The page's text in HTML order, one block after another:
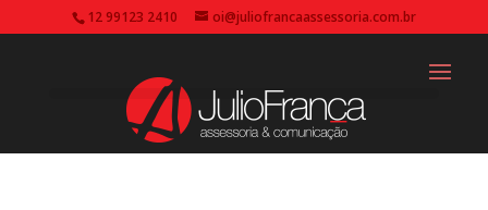
12 99123 2410 oi@juliofrancaassessoria.com.br